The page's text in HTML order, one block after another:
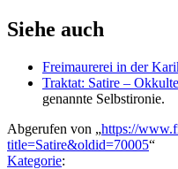
Siehe auch
Freimaurerei in der
Traktat: Satire –
genannte Selbstironie.
Abgerufen von „https://
title=Satire&oldid=70005“
Kategorie: